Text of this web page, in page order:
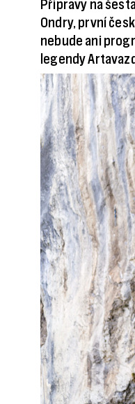
Přípravy na
Ondry, první
nebude ani
legendy